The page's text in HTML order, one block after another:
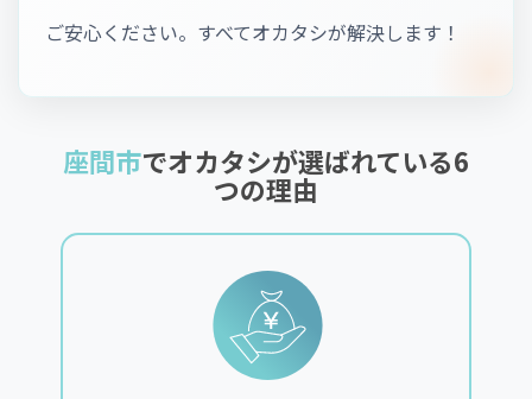
ご安心ください。すべてオカタシが解決します！
座間市でオカタシが選ばれている6
つの理由